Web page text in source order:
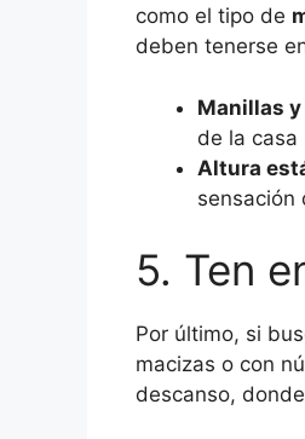
como el tipo de
deben tenerse
Manillas
de la casa
Altura
sensación
5. Ten
Por último, si
macizas o con
descanso,